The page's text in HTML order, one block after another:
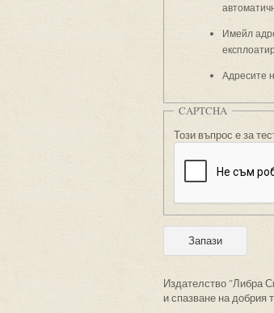
Имейл
Адресите
CAPTCHA
Този въпрос е за
Издателство "Либра
и спазване на добрия